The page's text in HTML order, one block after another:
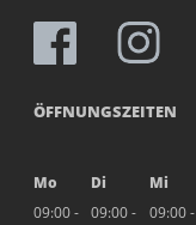
ÖFFNUNGSZEITEN
Mo Di Mi
09:00 -
09:00 -
09:00 -